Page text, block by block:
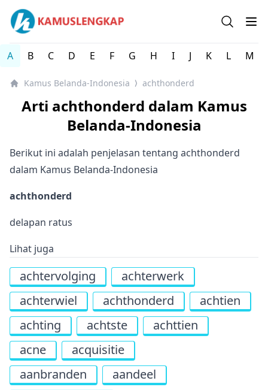
Kamus Lengkap Belanda-Indonesia - Kamus Lengkap
Open
A B C D E F G H I J K L M
Kamus Belanda-Indonesia ⟩ achthonderd
Arti achthonderd dalam Kamus
Belanda-Indonesia
Berikut ini adalah penjelasan tentang achthonderd
dalam Kamus Belanda-Indonesia
achthonderd
delapan ratus
Lihat juga
achtervolging
achterwerk
achterwiel
achthonderd
achtien
achting
achtste
achttien
acne
acquisitie
aanbranden
aandeel